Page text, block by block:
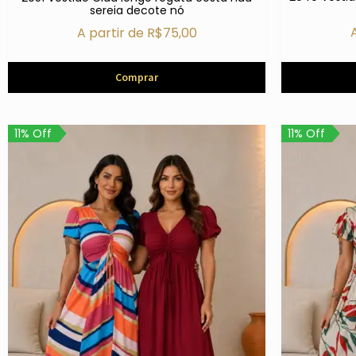
sereia decote nó
A partir de R$75,00
Comprar
11% Off 11% Off